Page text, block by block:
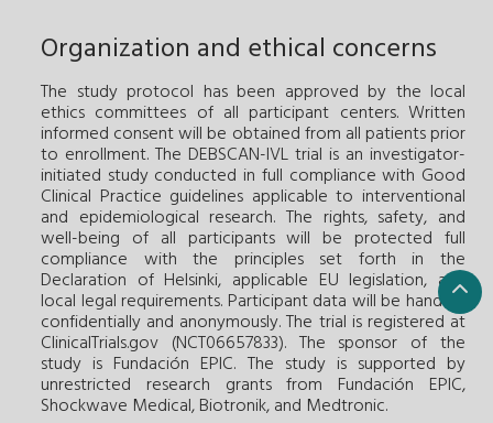
Organization and ethical concerns
The study protocol has been approved by the local
ethics committees of all participant centers. Written
informed consent will be obtained from all patients prior
to enrollment. The DEBSCAN-IVL trial is an investigator-
initiated study conducted in full compliance with Good
Clinical Practice guidelines applicable to interventional
and epidemiological research. The rights, safety, and
well-being of all participants will be protected full
compliance with the principles set forth in the
Declaration of Helsinki, applicable EU legislation, and
local legal requirements. Participant data will be handled
confidentially and anonymously. The trial is registered at
ClinicalTrials.gov (NCT06657833). The sponsor of the
study is Fundación EPIC. The study is supported by
unrestricted research grants from Fundación EPIC,
Shockwave Medical, Biotronik, and Medtronic.